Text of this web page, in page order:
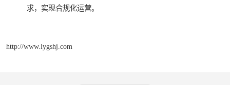
求，实现合规化运营。
http://www.lygshj.com